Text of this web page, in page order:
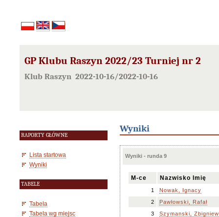
GP Klubu Raszyn 2022/23 Turniej nr 2
Klub Raszyn 2022-10-16/2022-10-16
RAPORTY GŁÓWNE
Lista startowa
Wyniki
TABELE
Tabela
Tabela wg miejsc
Wyniki
Wyniki - runda 9
M-ce Nazwisko Imię
1
Nowak, Ignacy
2
Pawłowski, Rafał
3
Szymanski, Zbigniew